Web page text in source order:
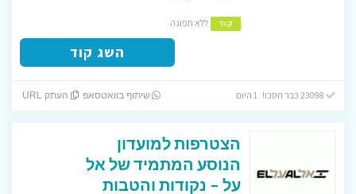
קוד ללא תפוגה
השג קוד
23098 כבר חסכו! 1 היום שיתוף בוואטסאפ העתק URL
הצטרפות למועדון
הנוסע המתמיד של אל
על – נקודות והטבות